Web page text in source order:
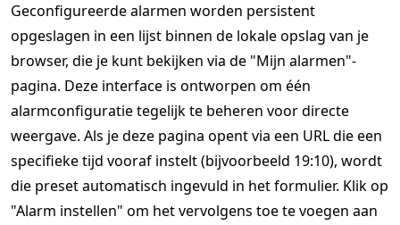
Geconfigureerde alarmen worden persistent
opgeslagen in een lijst binnen de lokale opslag van je
browser, die je kunt bekijken via de "Mijn alarmen"-
pagina. Deze interface is ontworpen om één
alarmconfiguratie tegelijk te beheren voor directe
weergave. Als je deze pagina opent via een URL die een
specifieke tijd vooraf instelt (bijvoorbeeld 19:10), wordt
die preset automatisch ingevuld in het formulier. Klik op
"Alarm instellen" om het vervolgens toe te voegen aan